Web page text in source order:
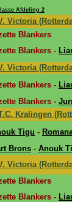
Afdeling 2
Victoria
Blankers
Blankers -
Victoria
Blankers -
Blankers -
Kralingen
Tigu -
Brons - Anouk
Victoria
Blankers
Blankers -